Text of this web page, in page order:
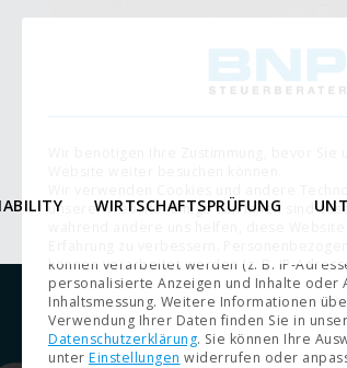
WIRTSCHAFTSPRÜFUNG
unserer Website. Einige von ihnen sind
können verarbeitet werden (z. B. IP-
personalisierte Anzeigen und Inhalte oder
Inhaltsmessung. Weitere Informationen
Verwendung Ihrer Daten finden Sie in
Datenschutzerklärung. Sie können Ihre
unter Einstellungen widerrufen oder